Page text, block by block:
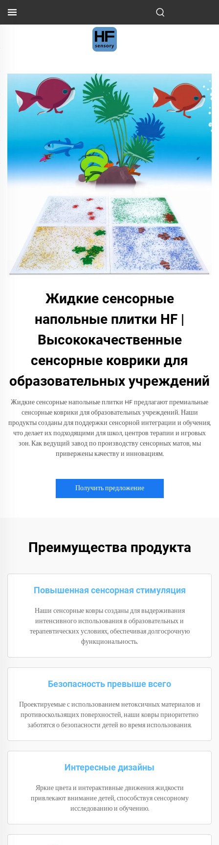
Жидкие сенсорные
напольные плитки HF |
Высококачественные
сенсорные коврики для
образовательных учреждений
Жидкие сенсорные напольные плитки HF предлагают премиальные
сенсорные коврики для образовательных учреждений. Наши
продукты созданы для поддержки сенсорной интеграции и обучения,
что делает их подходящими для школ, центров терапии и игровых
зон. Как ведущий завод по производству сенсорных матов, мы
привержены качеству и инновациям.
Получить предложение
Преимущества продукта
Повышенная сенсорная стимуляция
Наши сенсорные ковры созданы для выдерживания
интенсивного использования в образовательных и
терапевтических условиях, обеспечивая долгосрочную
функциональность.
Безопасность превыше всего
Проектируемые с использованием нетоксичных материалов и
противоскользящих поверхностей, наши ковры приоритетно
заботятся о безопасности детей во время использования.
Интересные дизайны
Яркие цвета и интерактивные движения жидкости
привлекают внимание детей, способствуя сенсорному
исследованию и обучению.